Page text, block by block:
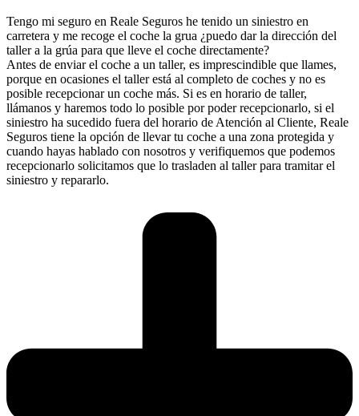
Tengo mi seguro en Reale Seguros he tenido un siniestro en
carretera y me recoge el coche la grua ¿puedo dar la dirección del
taller a la grúa para que lleve el coche directamente?
Antes de enviar el coche a un taller, es imprescindible que llames,
porque en ocasiones el taller está al completo de coches y no es
posible recepcionar un coche más. Si es en horario de taller,
llámanos y haremos todo lo posible por poder recepcionarlo, si el
siniestro ha sucedido fuera del horario de Atención al Cliente, Reale
Seguros tiene la opción de llevar tu coche a una zona protegida y
cuando hayas hablado con nosotros y verifiquemos que podemos
recepcionarlo solicitamos que lo trasladen al taller para tramitar el
siniestro y repararlo.